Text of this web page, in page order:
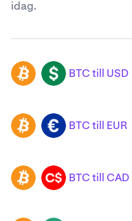
idag.
BTC USD BTC till USD
BTC EUR BTC till EUR
BTC CAD BTC till CAD